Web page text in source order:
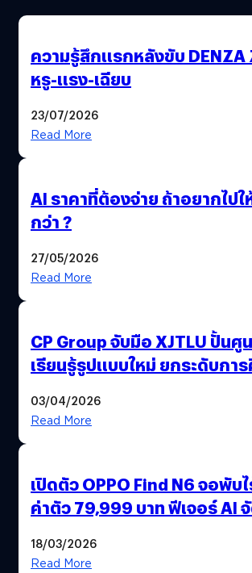
ความรู้สึกแรกหลังขับ DENZA
หรู-แรง-เฉียบ
23/07/2026
Read More
AI ราคาที่ต้องจ่าย ถ้าอยากไปใ
กว่า ?
27/05/2026
Read More
CP Group จับมือ XJTLU ปั้นศู
เรียนรู้รูปแบบใหม่ ยกระดับกา
03/04/2026
Read More
เปิดตัว OPPO Find N6 จอพับ
ค่าตัว 79,999 บาท ฟีเจอร์ AI
18/03/2026
Read More